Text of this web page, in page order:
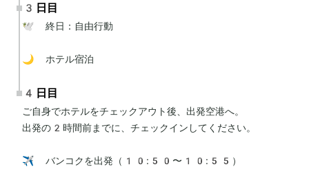
3日目
🕊 終日：自由行動
🌙 ホテル宿泊
4日目
ご自身でホテルをチェックアウト後、出発空港へ。
出発の2時間前までに、チェックインしてください。
✈️ バンコクを出発（10:50〜10:55）